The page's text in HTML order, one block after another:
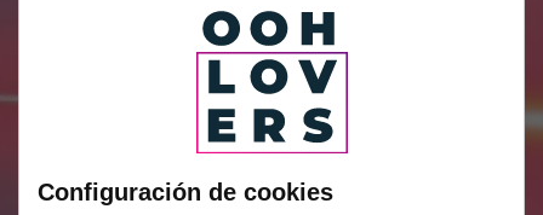
Configuración de cookies